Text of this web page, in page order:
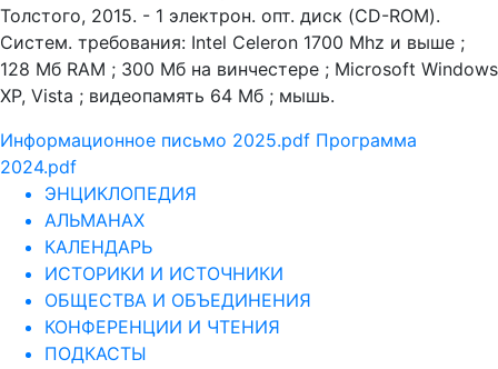
Толстого, 2015. - 1 электрон. опт. диск (CD-ROM).
Систем. требования: Intel Celeron 1700 Mhz и выше ;
128 Мб RAM ; 300 Мб на винчестере ; Microsoft Windows
XP, Vista ; видеопамять 64 Мб ; мышь.
Информационное письмо 2025.pdf Программа
2024.pdf
ЭНЦИКЛОПЕДИЯ
АЛЬМАНАХ
КАЛЕНДАРЬ
ИСТОРИКИ И ИСТОЧНИКИ
ОБЩЕСТВА И ОБЪЕДИНЕНИЯ
КОНФЕРЕНЦИИ И ЧТЕНИЯ
ПОДКАСТЫ